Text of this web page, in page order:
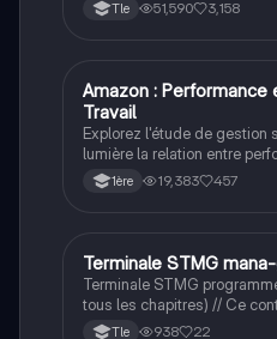
des thèmes tels que la
Idéal pour préparer le BAC
contemporains du
Tle 51,590 3,158
STMG
Amazon : Performance
Travail
Explorez l'étude de gestion
lumière la relation entre
commerciale. Ce dossier
conditions de travail sur la
en gestion souhaitant
contemporains du e-
d'étude de gestion.
1ère 19,383 457
STMG
Terminale STMG
Terminale STMG
tous les chapitres) // Ce
un lien drive sur tiktok je l'ai
Tle 938 22